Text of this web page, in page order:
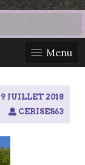
Menu
JUILLET 2018
CERISES63